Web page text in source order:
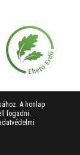
A honlap
fogadni.